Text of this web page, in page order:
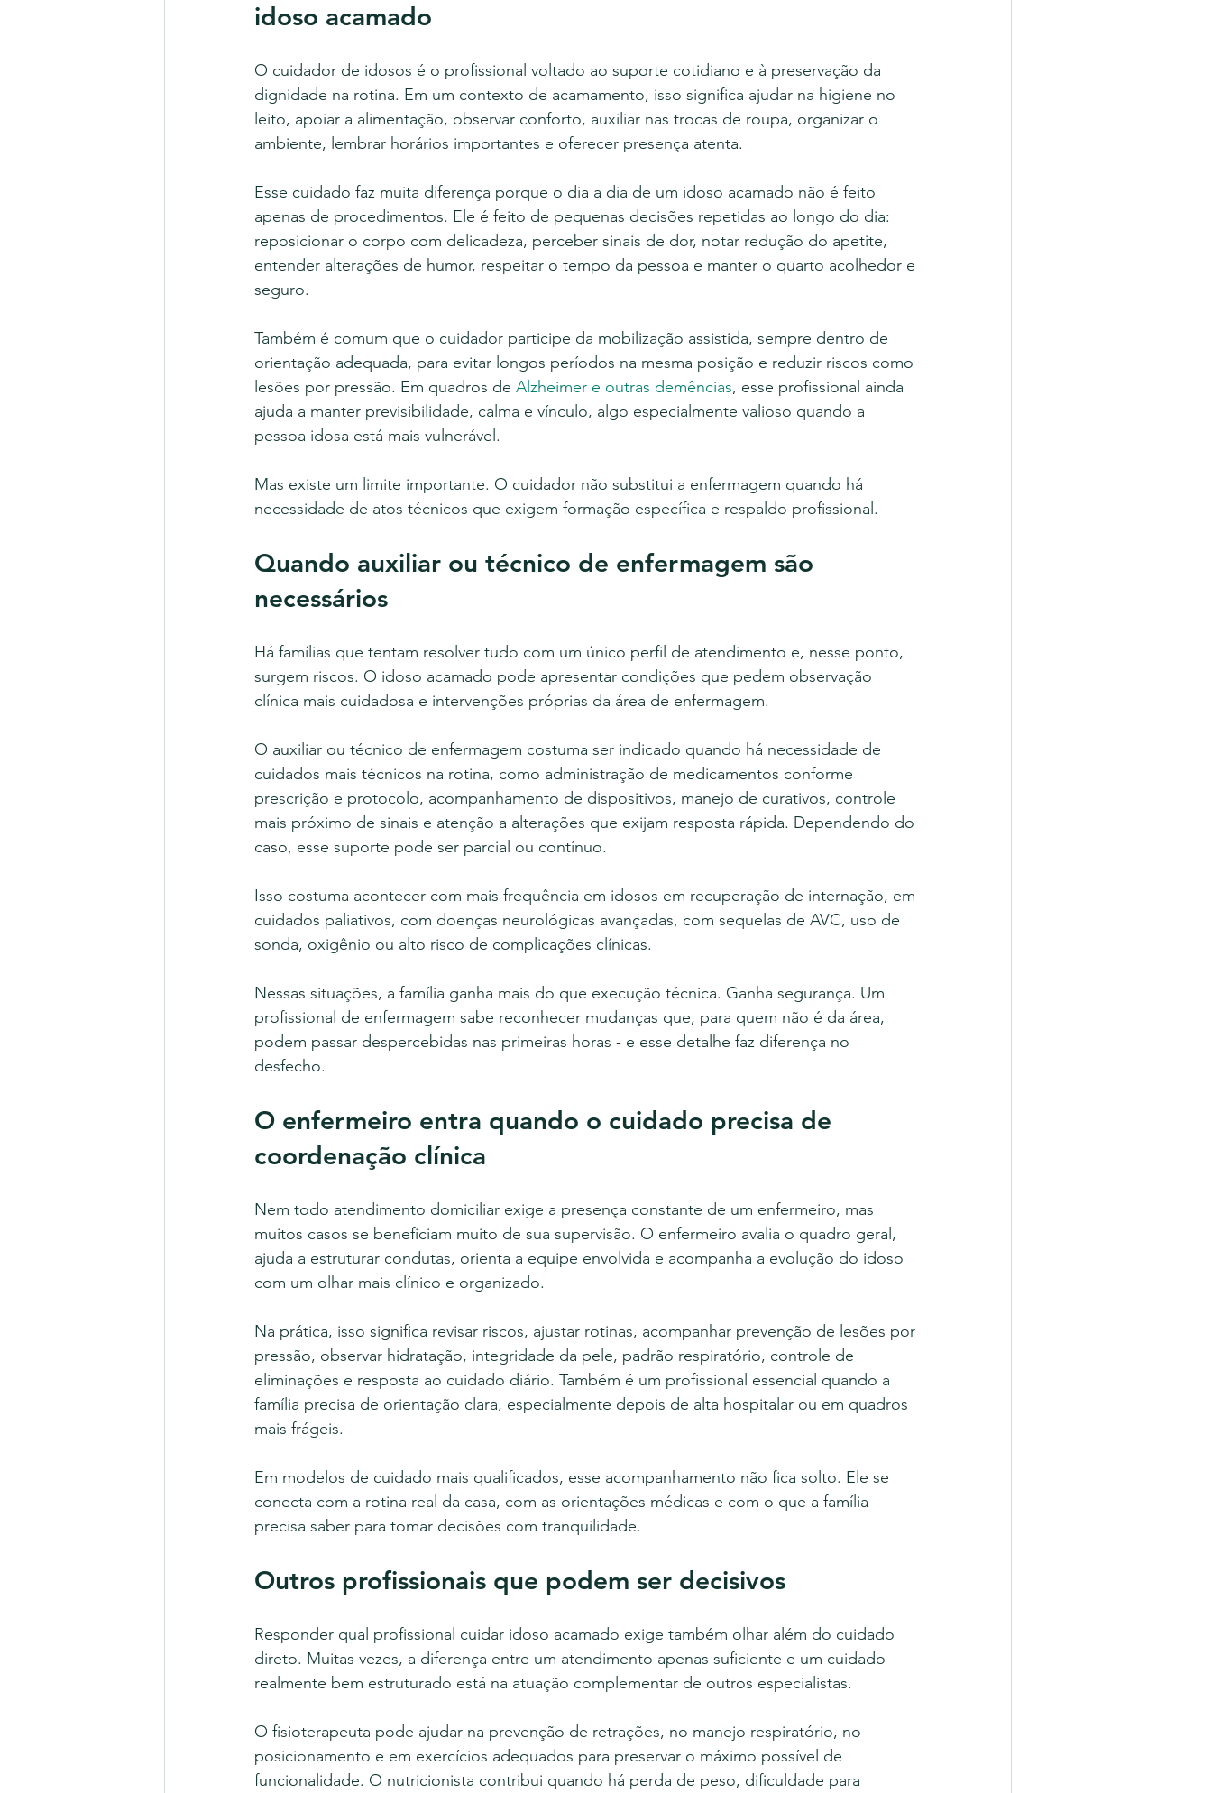
idoso acamado
O cuidador de idosos é o profissional voltado ao suporte cotidiano e à preservação da
dignidade na rotina. Em um contexto de acamamento, isso significa ajudar na higiene no
leito, apoiar a alimentação, observar conforto, auxiliar nas trocas de roupa, organizar o
ambiente, lembrar horários importantes e oferecer presença atenta.
Esse cuidado faz muita diferença porque o dia a dia de um idoso acamado não é feito
apenas de procedimentos. Ele é feito de pequenas decisões repetidas ao longo do dia:
reposicionar o corpo com delicadeza, perceber sinais de dor, notar redução do apetite,
entender alterações de humor, respeitar o tempo da pessoa e manter o quarto acolhedor e
seguro.
Também é comum que o cuidador participe da mobilização assistida, sempre dentro de
orientação adequada, para evitar longos períodos na mesma posição e reduzir riscos como
lesões por pressão. Em quadros de Alzheimer e outras demências, esse profissional ainda
ajuda a manter previsibilidade, calma e vínculo, algo especialmente valioso quando a
pessoa idosa está mais vulnerável.
Mas existe um limite importante. O cuidador não substitui a enfermagem quando há
necessidade de atos técnicos que exigem formação específica e respaldo profissional.
Quando auxiliar ou técnico de enfermagem são
necessários
Há famílias que tentam resolver tudo com um único perfil de atendimento e, nesse ponto,
surgem riscos. O idoso acamado pode apresentar condições que pedem observação
clínica mais cuidadosa e intervenções próprias da área de enfermagem.
O auxiliar ou técnico de enfermagem costuma ser indicado quando há necessidade de
cuidados mais técnicos na rotina, como administração de medicamentos conforme
prescrição e protocolo, acompanhamento de dispositivos, manejo de curativos, controle
mais próximo de sinais e atenção a alterações que exijam resposta rápida. Dependendo do
caso, esse suporte pode ser parcial ou contínuo.
Isso costuma acontecer com mais frequência em idosos em recuperação de internação, em
cuidados paliativos, com doenças neurológicas avançadas, com sequelas de AVC, uso de
sonda, oxigênio ou alto risco de complicações clínicas.
Nessas situações, a família ganha mais do que execução técnica. Ganha segurança. Um
profissional de enfermagem sabe reconhecer mudanças que, para quem não é da área,
podem passar despercebidas nas primeiras horas - e esse detalhe faz diferença no
desfecho.
O enfermeiro entra quando o cuidado precisa de
coordenação clínica
Nem todo atendimento domiciliar exige a presença constante de um enfermeiro, mas
muitos casos se beneficiam muito de sua supervisão. O enfermeiro avalia o quadro geral,
ajuda a estruturar condutas, orienta a equipe envolvida e acompanha a evolução do idoso
com um olhar mais clínico e organizado.
Na prática, isso significa revisar riscos, ajustar rotinas, acompanhar prevenção de lesões por
pressão, observar hidratação, integridade da pele, padrão respiratório, controle de
eliminações e resposta ao cuidado diário. Também é um profissional essencial quando a
família precisa de orientação clara, especialmente depois de alta hospitalar ou em quadros
mais frágeis.
Em modelos de cuidado mais qualificados, esse acompanhamento não fica solto. Ele se
conecta com a rotina real da casa, com as orientações médicas e com o que a família
precisa saber para tomar decisões com tranquilidade.
Outros profissionais que podem ser decisivos
Responder qual profissional cuidar idoso acamado exige também olhar além do cuidado
direto. Muitas vezes, a diferença entre um atendimento apenas suficiente e um cuidado
realmente bem estruturado está na atuação complementar de outros especialistas.
O fisioterapeuta pode ajudar na prevenção de retrações, no manejo respiratório, no
posicionamento e em exercícios adequados para preservar o máximo possível de
funcionalidade. O nutricionista contribui quando há perda de peso, dificuldade para